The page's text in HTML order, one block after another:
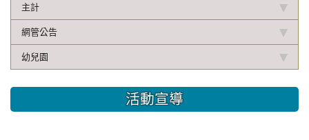
主計
網管公告
幼兒園
活動宣導